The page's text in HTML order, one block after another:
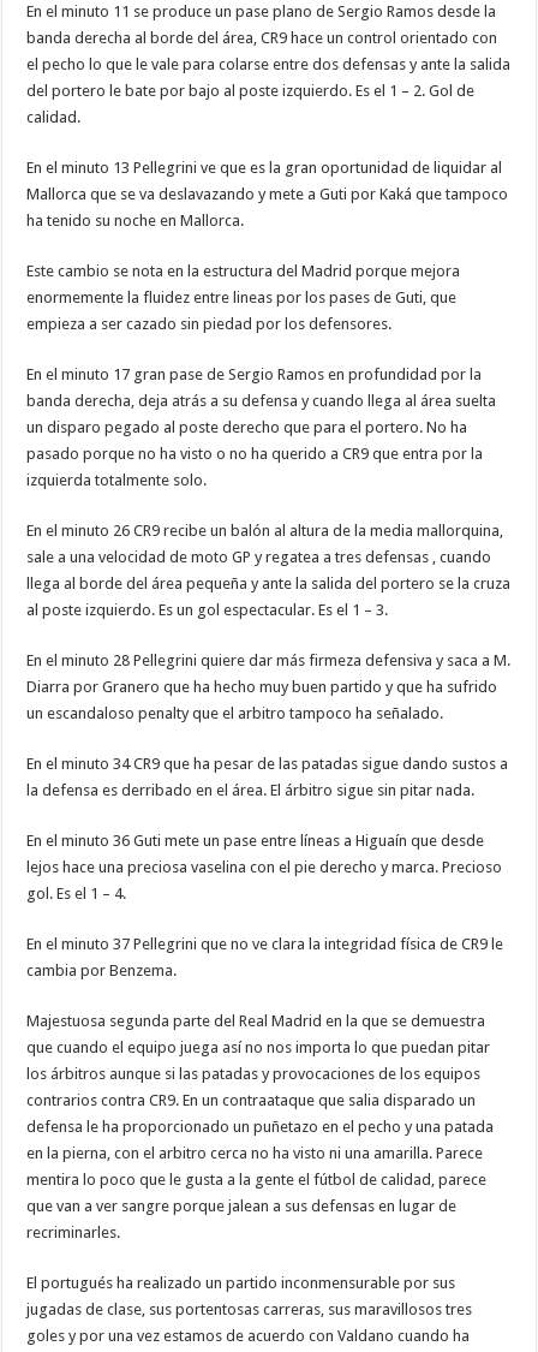
En el minuto 11 se produce un pase plano de Sergio Ramos desde la
banda derecha al borde del área, CR9 hace un control orientado con
el pecho lo que le vale para colarse entre dos defensas y ante la salida
del portero le bate por bajo al poste izquierdo. Es el 1 – 2. Gol de
calidad.
En el minuto 13 Pellegrini ve que es la gran oportunidad de liquidar al
Mallorca que se va deslavazando y mete a Guti por Kaká que tampoco
ha tenido su noche en Mallorca.
Este cambio se nota en la estructura del Madrid porque mejora
enormemente la fluidez entre lineas por los pases de Guti, que
empieza a ser cazado sin piedad por los defensores.
En el minuto 17 gran pase de Sergio Ramos en profundidad por la
banda derecha, deja atrás a su defensa y cuando llega al área suelta
un disparo pegado al poste derecho que para el portero. No ha
pasado porque no ha visto o no ha querido a CR9 que entra por la
izquierda totalmente solo.
En el minuto 26 CR9 recibe un balón al altura de la media mallorquina,
sale a una velocidad de moto GP y regatea a tres defensas , cuando
llega al borde del área pequeña y ante la salida del portero se la cruza
al poste izquierdo. Es un gol espectacular. Es el 1 – 3.
En el minuto 28 Pellegrini quiere dar más firmeza defensiva y saca a M.
Diarra por Granero que ha hecho muy buen partido y que ha sufrido
un escandaloso penalty que el arbitro tampoco ha señalado.
En el minuto 34 CR9 que ha pesar de las patadas sigue dando sustos a
la defensa es derribado en el área. El árbitro sigue sin pitar nada.
En el minuto 36 Guti mete un pase entre líneas a Higuaín que desde
lejos hace una preciosa vaselina con el pie derecho y marca. Precioso
gol. Es el 1 – 4.
En el minuto 37 Pellegrini que no ve clara la integridad física de CR9 le
cambia por Benzema.
Majestuosa segunda parte del Real Madrid en la que se demuestra
que cuando el equipo juega así no nos importa lo que puedan pitar
los árbitros aunque si las patadas y provocaciones de los equipos
contrarios contra CR9. En un contraataque que salia disparado un
defensa le ha proporcionado un puñetazo en el pecho y una patada
en la pierna, con el arbitro cerca no ha visto ni una amarilla. Parece
mentira lo poco que le gusta a la gente el fútbol de calidad, parece
que van a ver sangre porque jalean a sus defensas en lugar de
recriminarles.
El portugués ha realizado un partido inconmensurable por sus
jugadas de clase, sus portentosas carreras, sus maravillosos tres
goles y por una vez estamos de acuerdo con Valdano cuando ha